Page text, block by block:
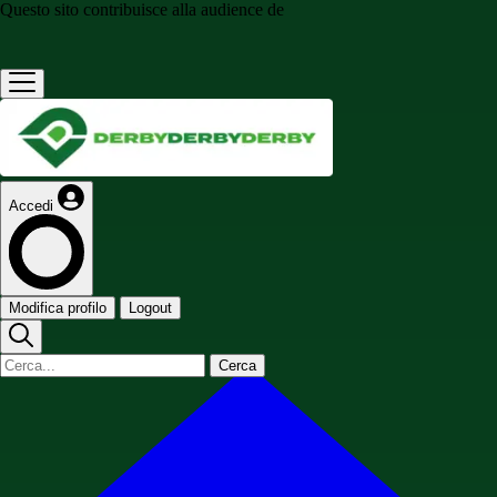
Questo sito contribuisce alla audience de
Accedi
Modifica profilo Logout
Cerca